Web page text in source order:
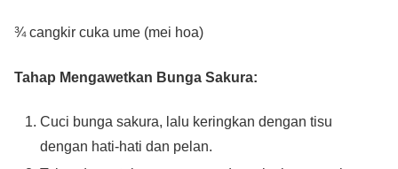
¾ cangkir cuka ume (mei hoa)
Tahap Mengawetkan Bunga Sakura:
Cuci bunga sakura, lalu keringkan dengan tisu
dengan hati-hati dan pelan.